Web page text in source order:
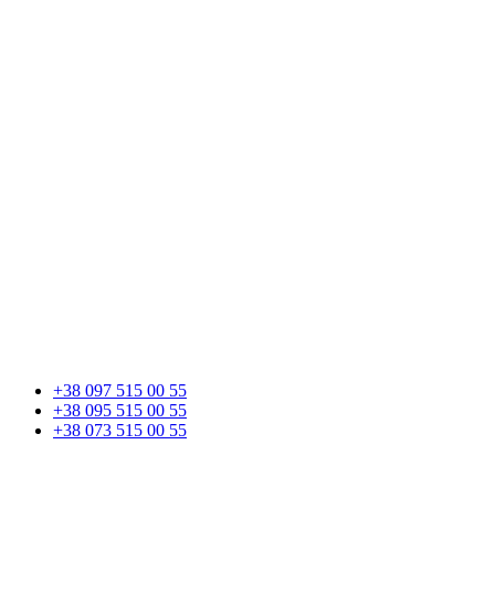
+38 097 515 00 55
+38 095 515 00 55
+38 073 515 00 55